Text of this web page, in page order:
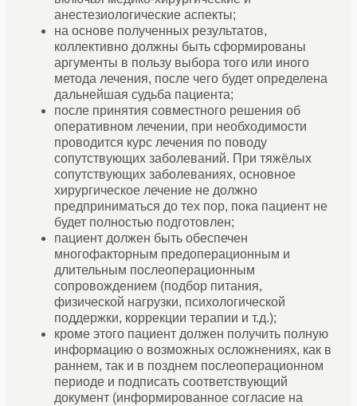
анестезиологические аспекты;
на основе полученных результатов,
коллективно должны быть сформированы
аргументы в пользу выбора того или иного
метода лечения, после чего будет определена
дальнейшая судьба пациента;
после принятия совместного решения об
оперативном лечении, при необходимости
проводится курс лечения по поводу
сопутствующих заболеваний. При тяжёлых
сопутствующих заболеваниях, основное
хирургическое лечение не должно
предприниматься до тех пор, пока пациент не
будет полностью подготовлен;
пациент должен быть обеспечен
многофакторным предоперационным и
длительным послеоперационным
сопровождением (подбор питания,
физической нагрузки, психологической
поддержки, коррекции терапии и т.д.);
кроме этого пациент должен получить полную
информацию о возможных осложнениях, как в
раннем, так и в позднем послеоперационном
периоде и подписать соответствующий
документ (информированное согласие на